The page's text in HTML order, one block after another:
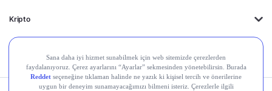
Kripto
Ayrıcalıklar